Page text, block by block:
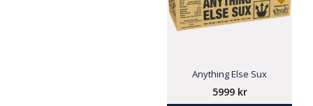
Anything Else Sux
5999 kr